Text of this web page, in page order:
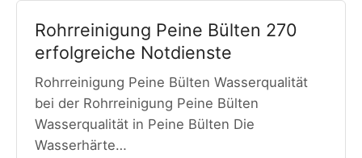
Rohrreinigung Peine Bülten 270
erfolgreiche Notdienste
Rohrreinigung Peine Bülten Wasserqualität
bei der Rohrreinigung Peine Bülten
Wasserqualität in Peine Bülten Die
Wasserhärte…